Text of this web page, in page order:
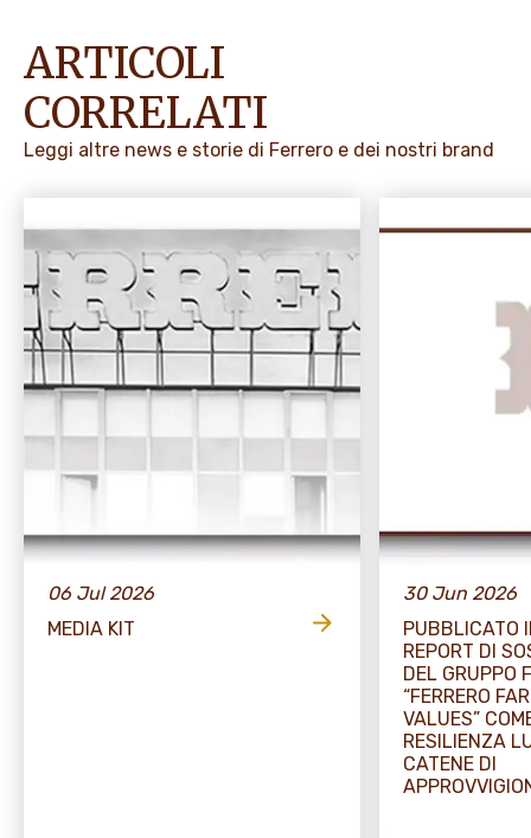
ARTICOLI
CORRELATI
Leggi altre news e storie di Ferrero e dei nostri brand
06 Jul 2026
MEDIA KIT
30 Jun 2026
PUBBLICATO
REPORT DI
DEL GRUPPO
“FERRERO
VALUES”
RESILIENZA
CATENE DI